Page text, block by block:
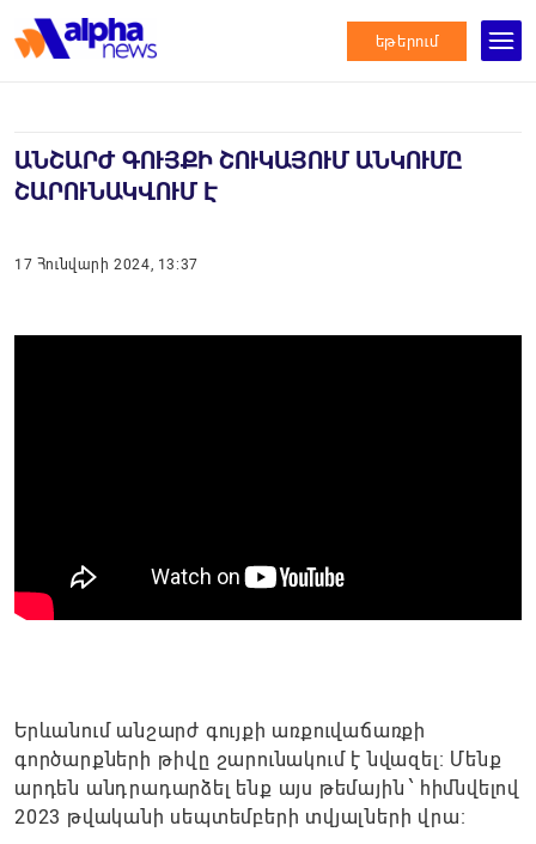
եթերում
ԱՆՇԱՐԺ ԳՈՒՅՔԻ ՇՈՒԿԱՅՈՒՄ ԱՆԿՈՒՄԸ
ՇԱՐՈՒՆԱԿՎՈՒՄ Է
17 Հունվարի 2024, 13:37
Երևանում անշարժ գույքի առքուվաճառքի
գործարքների թիվը շարունակում է նվազել։ Մենք
արդեն անդրադարձել ենք այս թեմային ՝ հիմնվելով
2023 թվականի սեպտեմբերի տվյալների վրա։